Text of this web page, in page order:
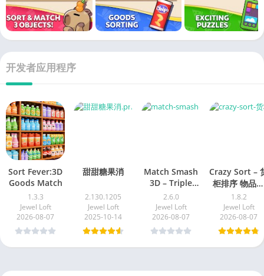
开发者应用程序
Sort Fever:3D
Goods Match
1.3.3
Jewel Loft
2026-08-07
甜甜糖果消
2.130.1205
Jewel Loft
2025-10-14
Match Smash
3D – Triple
Puzzle
2.6.0
Jewel Loft
2026-08-07
Crazy Sort –
柜排序 物品分
类 消消乐消除
游戏
1.8.2
Jewel Loft
2026-08-07